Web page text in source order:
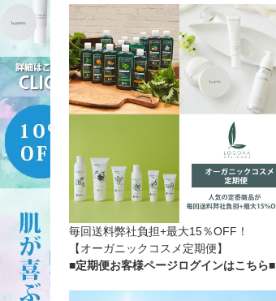
毎回送料弊社負担+最大15％OFF！
【オーガニックコスメ定期便】
■定期便お客様ページログインはこちら■